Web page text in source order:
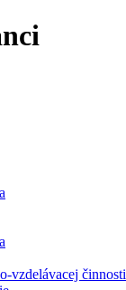
vzdelávacej činnosti